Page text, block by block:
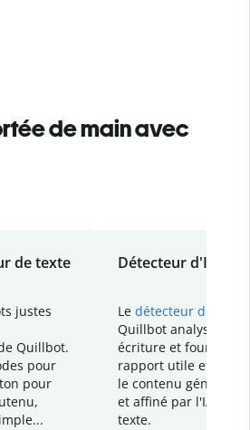
de main avec
de texte
justes
Quillbot.
pour
pour
Détecteur d'IA
Le détecteur d'IA
Quillbot analyse votre
écriture et fournit un
rapport utile et
le contenu généré
et affiné par l'IA
texte.